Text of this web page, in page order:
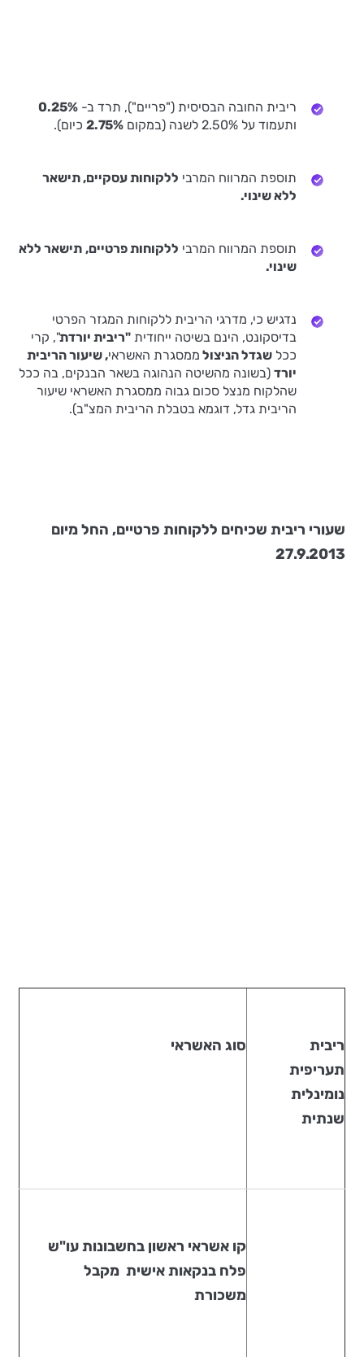
ריבית החובה הבסיסית ("פריים"), תרד ב- 0.25%
ותעמוד על 2.50% לשנה (במקום
2.75% כיום).
תוספת המרווח המרבי ללקוחות עסקיים, תישאר
ללא שינוי.
תוספת המרווח המרבי ללקוחות פרטיים, תישאר ללא
שינוי.
נדגיש כי, מדרגי הריבית ללקוחות המגזר הפרטי
בדיסקונט, הינם בשיטה ייחודית "ריבית יורדת", קרי
ככל שגדל הניצול ממסגרת האשראי, שיעור הריבית
יורד (בשונה מהשיטה הנהוגה בשאר הבנקים, בה ככל
שהלקוח מנצל סכום גבוה ממסגרת האשראי שיעור
הריבית גדל, דוגמא בטבלת הריבית המצ"ב).
שעורי ריבית שכיחים ללקוחות פרטיים, החל מיום
27.9.2013
ריבית
תעריפית
נומינלית
שנתית
סוג האשראי
קו אשראי ראשון בחשבונות עו"ש
פלח בנקאות אישית מקבל
משכורת